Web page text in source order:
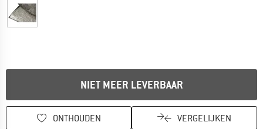
NIET MEER LEVERBAAR
ONTHOUDEN VERGELIJKEN